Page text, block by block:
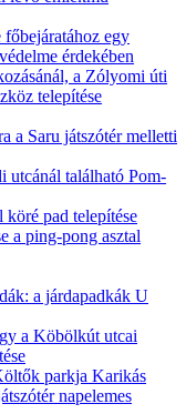
egy
érdekében
a Zólyomi úti
telepítése
a Saru játszótér melletti
utcánál található Pom-
pad telepítése
a ping-pong asztal
a járdapadkák U
a Köbölkút utcai
parkja Karikás
napelemes